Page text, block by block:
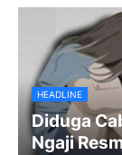
HEADLINE
Diduga
Ngaji